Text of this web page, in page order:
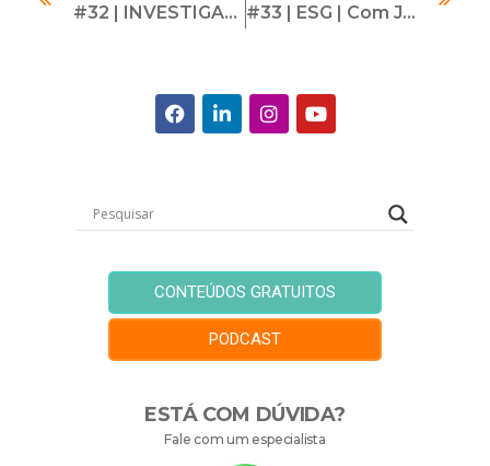
#32 | INVESTIGAÇÕES NA PRÁTICA | Com Wagner Giovanini #33 | ESG | Com Jefferson Kiyohara
CONTEÚDOS GRATUITOS
PODCAST
ESTÁ COM DÚVIDA?
Fale com um especialista